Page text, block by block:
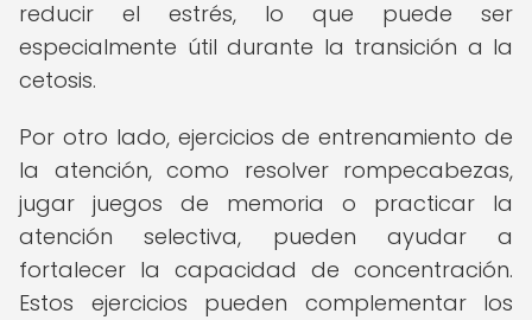
reducir el estrés, lo que puede ser
especialmente útil durante la transición a la
cetosis.
Por otro lado, ejercicios de entrenamiento de
la atención, como resolver rompecabezas,
jugar juegos de memoria o practicar la
atención selectiva, pueden ayudar a
fortalecer la capacidad de concentración.
Estos ejercicios pueden complementar los